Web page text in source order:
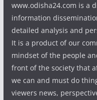
www.odisha24.com is a
information
detailed analysis and
It is a product of our
mindset of the people
front of the society that
we can and must do
viewers news,